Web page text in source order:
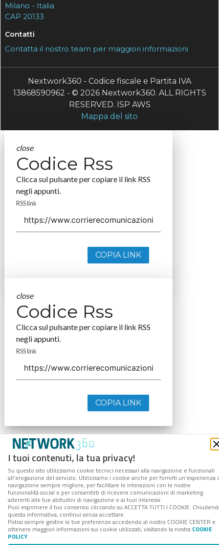
I tuoi contenuti, la tua privacy!
Su questo sito utilizziamo cookie tecnici necessari alla navigazione e funzionali
all’erogazione del servizio. Utilizziamo i cookie anche per fornirti un’esperienza
navigazione sempre migliore, per facilitare le interazioni con le nostre
funzionalità social e per consentirti di ricevere comunicazioni di marketing
aderenti alle tue abitudini di navigazione e ai tuoi interessi.
Puoi esprimere il tuo consenso cliccando su ACCETTA TUTTI I COOKIE.
questa informativa, continui senza accettare.
Potrai sempre gestire le tue preferenze accedendo al nostro COOKIE CENTER e
ottenere maggiori informazioni sui cookie utilizzati, visitando la nostra COOKIE
POLICY.
Milano - Italia
CAP 20133
Contatti
Contatta il nostro team per maggiori informazioni
Nextwork360 - Codice fiscale e Partita IVA
13868590962 - © 2026 Nextwork360. ALL RIGHTS
RESERVED. ISP AWS
Mappa del sito
close
Codice Rss
Clicca sul pulsante per copiare il link RSS
negli appunti.
RSS link
COPIA LINK
close
Codice Rss
Clicca sul pulsante per copiare il link RSS
negli appunti.
RSS link
COPIA LINK